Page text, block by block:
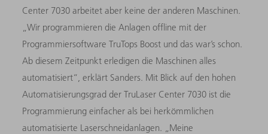
Center 7030 arbeitet aber keine der anderen Maschinen.
„Wir programmieren die Anlagen offline mit der
Programmiersoftware TruTops Boost und das war’s schon.
Ab diesem Zeitpunkt erledigen die Maschinen alles
automatisiert“, erklärt Sanders. Mit Blick auf den hohen
Automatisierungsgrad der TruLaser Center 7030 ist die
Programmierung einfacher als bei herkömmlichen
automatisierte Laserschneidanlagen. „Meine